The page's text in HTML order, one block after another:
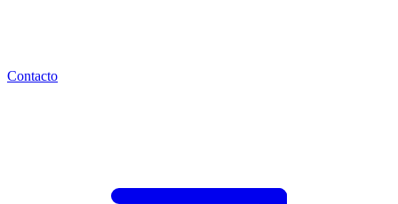
Contacto